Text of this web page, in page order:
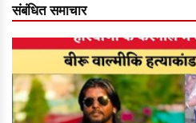
संबंधित समाचार